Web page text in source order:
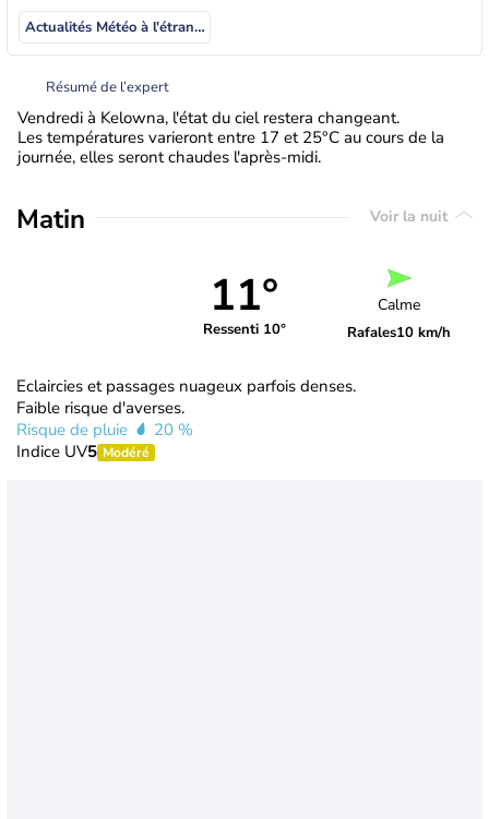
Actualités Météo à l'étranger
Résumé de l’expert
Vendredi à Kelowna, l'état du ciel restera changeant.
Les températures varieront entre 17 et 25°C au cours de la
journée, elles seront chaudes l'après-midi.
Matin Voir la nuit
11°
Ressenti 10°
Calme
Rafales10 km/h
Eclaircies et passages nuageux parfois denses.
Faible risque d'averses.
Risque de pluie
20 %
Indice UV5 Modéré